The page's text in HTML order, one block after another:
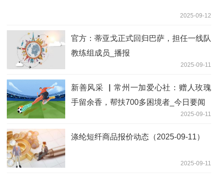
2025-09-12
官方：蒂亚戈正式回归巴萨，担任一线队
教练组成员_播报
2025-09-11
新善风采 ▏常州一加爱心社：赠人玫瑰
手留余香，帮扶700多困境者_今日要闻
2025-09-11
涤纶短纤商品报价动态（2025-09-11）
2025-09-11